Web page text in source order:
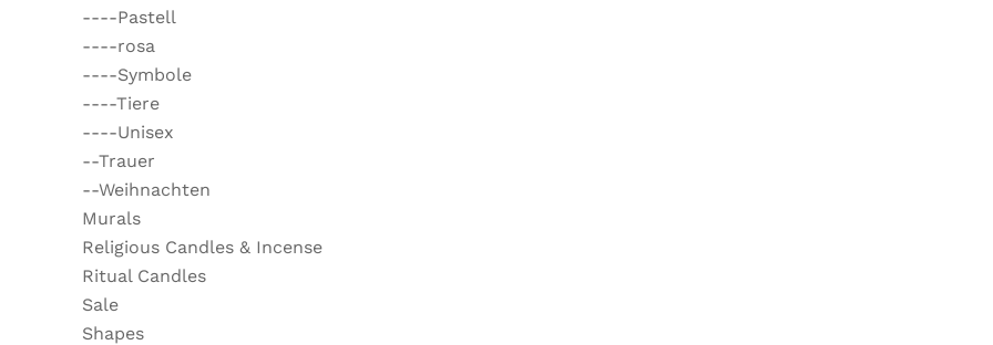
----Pastell
----rosa
----Symbole
----Tiere
----Unisex
--Trauer
--Weihnachten
Murals
Religious Candles & Incense
Ritual Candles
Sale
Shapes